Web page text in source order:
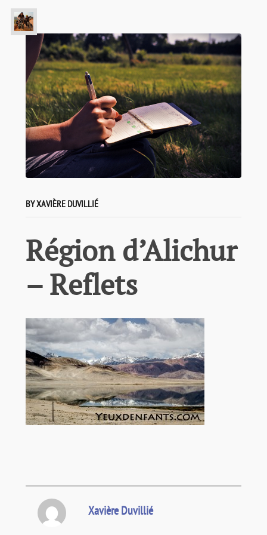
BY XAVIÈRE DUVILLIÉ
Région d’Alichur
– Reflets
Xavière Duvillié